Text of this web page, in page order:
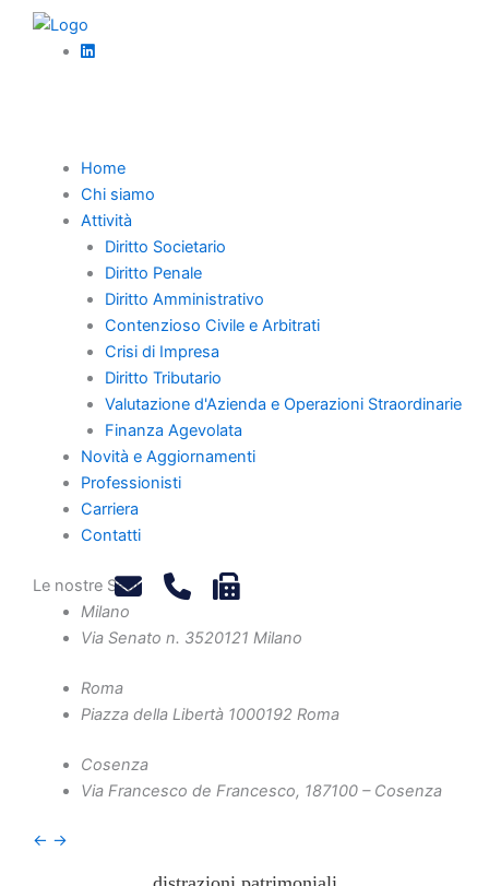
Home
Chi siamo
Attività
Diritto Societario
Diritto Penale
Diritto Amministrativo
Contenzioso Civile e Arbitrati
Crisi di Impresa
Diritto Tributario
Valutazione d'Azienda e Operazioni Straordinarie
Finanza Agevolata
Novità e Aggiornamenti
Professionisti
Carriera
Contatti
Le nostre Sedi
Milano
Via Senato n. 3520121 Milano
Roma
Piazza della Libertà 1000192 Roma
Cosenza
Via Francesco de Francesco, 187100 – Cosenza
← →
Abuso della
Personalità
Giuridica e
Distrazioni
Patrimoniali
Pubblicato da
-
Come le irregolarità contabili e gli
responsabilità dei soci e degli
amministratori.